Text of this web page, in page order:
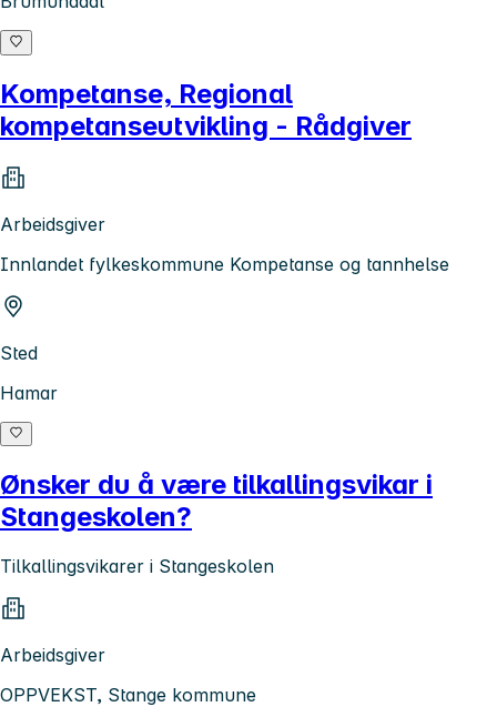
Kompetanse, Regional
kompetanseutvikling - Rådgiver
Arbeidsgiver
Innlandet fylkeskommune Kompetanse og tannhelse
Sted
Hamar
Ønsker du å være tilkallingsvikar i
Stangeskolen?
Tilkallingsvikarer i Stangeskolen
Arbeidsgiver
OPPVEKST, Stange kommune